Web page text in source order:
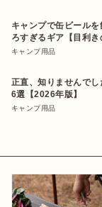
キャンプで缶ビール
ろすぎるギア【目利き
キャンプ用品
正直、知りませんで
6選【2026年版】
キャンプ用品